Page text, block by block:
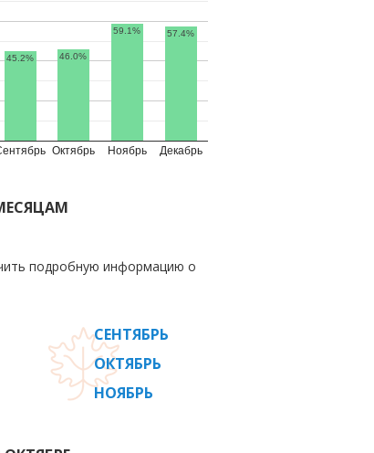
Октябрь Ноябрь Декабрь
45.2% 46.0%
59.1% 57.4%
подробную информацию о
СЕНТЯБРЬ
ОКТЯБРЬ
НОЯБРЬ